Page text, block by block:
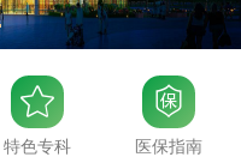

特色专科

医保指南